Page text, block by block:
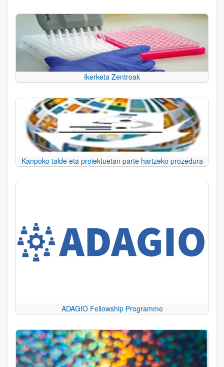
Ikerketa Zentroak
Kanpoko talde eta proiektuetan parte hartzeko prozedura
ADAGIO Fellowship Programme